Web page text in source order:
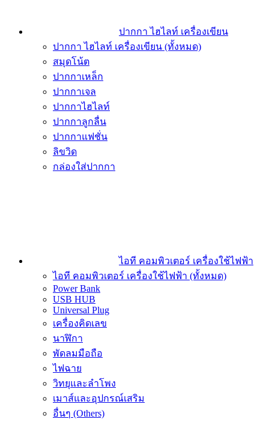
ปากกา ไฮไลท์ เครื่องเขียน
ปากกา ไฮไลท์ เครื่องเขียน (ทั้งหมด)
สมุดโน้ต
ปากกาเหล็ก
ปากกาเจล
ปากกาไฮไลท์
ปากกาลูกลื่น
ปากกาแฟชั่น
ลิขวิด
กล่องใส่ปากกา
ไอที คอมพิวเตอร์ เครื่องใช้ไฟฟ้า
ไอที คอมพิวเตอร์ เครื่องใช้ไฟฟ้า (ทั้งหมด)
Power Bank
USB HUB
Universal Plug
เครื่องคิดเลข
นาฬิกา
พัดลมมือถือ
ไฟฉาย
วิทยุและลำโพง
เมาส์และอุปกรณ์เสริม
อื่นๆ (Others)